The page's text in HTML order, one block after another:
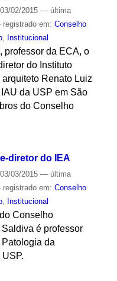
02/2015 — última
em: Conselho
, Institucional
professor da ECA, o
do Instituto
Renato Luiz
da USP em São
do Conselho
diretor do IEA
03/2015 — última
em: Conselho
, Institucional
Conselho
é professor
da